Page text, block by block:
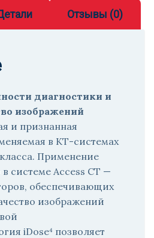
Отзывы (0)
диагностики и
изображений
и признанная
в КТ-системах
Применение
системе Access CT —
обеспечивающих
изображений
iDose⁴ позволяет